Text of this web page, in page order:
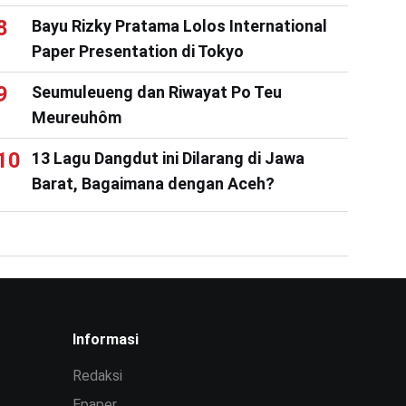
Bayu Rizky Pratama Lolos International
Paper Presentation di Tokyo
Seumuleueng dan Riwayat Po Teu
Meureuhôm
13 Lagu Dangdut ini Dilarang di Jawa
Barat, Bagaimana dengan Aceh?
Informasi
Redaksi